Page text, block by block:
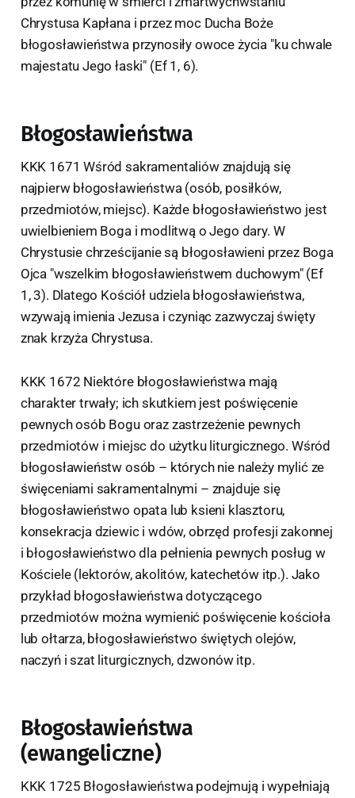
Chrystusa Kapłana i przez moc Ducha Boże
błogosławieństwa przynosiły owoce życia "ku chwale
majestatu Jego łaski" (Ef 1, 6).
Błogosławieństwa
KKK 1671 Wśród sakramentaliów znajdują się
najpierw błogosławieństwa (osób, posiłków,
przedmiotów, miejsc). Każde błogosławieństwo jest
uwielbieniem Boga i modlitwą o Jego dary. W
Chrystusie chrześcijanie są błogosławieni przez Boga
Ojca "wszelkim błogosławieństwem duchowym" (Ef
1, 3). Dlatego Kościół udziela błogosławieństwa,
wzywają imienia Jezusa i czyniąc zazwyczaj święty
znak krzyża Chrystusa.
KKK 1672 Niektóre błogosławieństwa mają
charakter trwały; ich skutkiem jest poświęcenie
pewnych osób Bogu oraz zastrzeżenie pewnych
przedmiotów i miejsc do użytku liturgicznego. Wśród
błogosławieństw osób – których nie należy mylić ze
święceniami sakramentalnymi – znajduje się
błogosławieństwo opata lub ksieni klasztoru,
konsekracja dziewic i wdów, obrzęd profesji zakonnej
i błogosławieństwo dla pełnienia pewnych posług w
Kościele (lektorów, akolitów, katechetów itp.). Jako
przykład błogosławieństwa dotyczącego
przedmiotów można wymienić poświęcenie kościoła
lub ołtarza, błogosławieństwo świętych olejów,
naczyń i szat liturgicznych, dzwonów itp.
Błogosławieństwa
(ewangeliczne)
KKK 1725 Błogosławieństwa podejmują i wypełniają